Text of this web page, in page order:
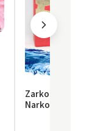
Zarkoperfume
Narkotic VIP -